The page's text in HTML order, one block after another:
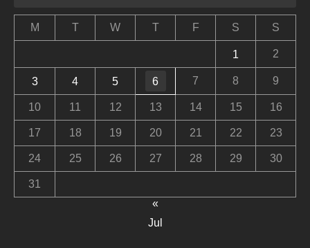
M T W T F S S
1 2
3 4 5 6 7 8 9
10 11 12 13 14 15 16
17 18 19 20 21 22 23
24 25 26 27 28 29 30
31
«
Jul